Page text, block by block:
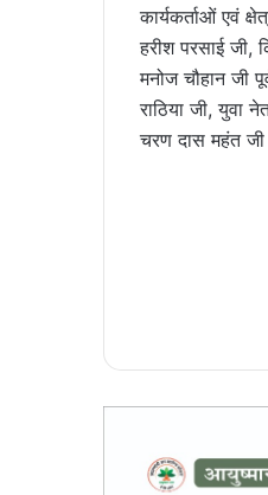
कार्यकर्ताओं एवं
हरीश परसाई जी,
मनोज चौहान जी
राठिया जी, युवा
चरण दास महंत